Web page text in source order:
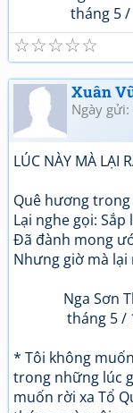
tháng 5 /
☆
☆
☆
☆
☆
Xuân
Ngày
LÚC NÀY MÀ LẠI
Quê hương
Lại nghe gọi:
Đã đành mong
Nhưng giờ mà
Nga Sơn
tháng 5 /
* Tôi không
trong những lúc
muốn rời xa Tổ